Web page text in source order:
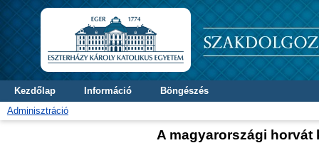
Kezdőlap Információ
Böngészés
Adminisztráció
A magyarországi